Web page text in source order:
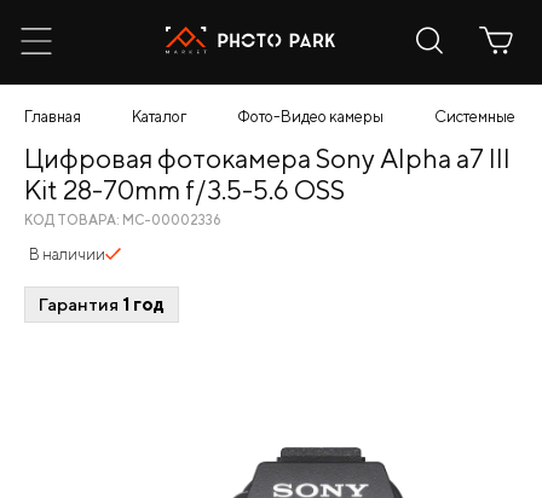
Главная Каталог Фото-Видео камеры Системные
Цифровая фотокамера Sony Alpha a7 III
Kit 28-70mm f/3.5-5.6 OSS
КОД ТОВАРА: МС-00002336
В наличии
Гарантия 1 год